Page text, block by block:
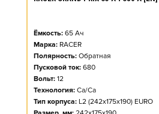
Ёмкость: 65 Ач
Марка: RACER
Полярность: Обратная
Пусковой ток: 680
Вольт: 12
Технология: Ca/Ca
Тип корпуса: L2 (242x175x190) EURO